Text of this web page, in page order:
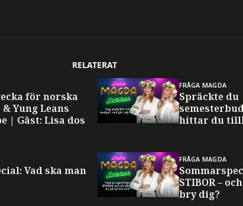
RELATERAT
för norska
Yung Leans
| Gäst: Lisa dos
FRÅGA MAGDA
Spräckte du
hittar du
Vad ska man
FRÅGA MAGDA
STIBOR –
bry dig?